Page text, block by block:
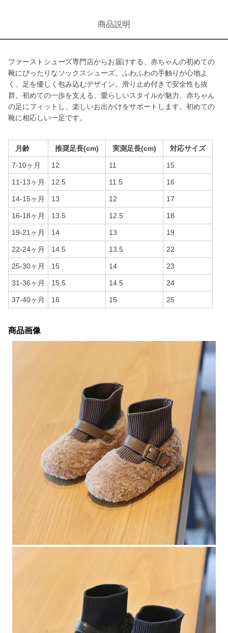
商品説明
ファーストシューズ専門店からお届けする、赤ちゃんの初めての
靴にぴったりなソックスシューズ。ふわふわの手触りが心地よ
く、足を優しく包み込むデザイン。滑り止め付きで安全性も抜
群。初めての一歩を支える、愛らしいスタイルが魅力。赤ちゃん
の足にフィットし、楽しいお出かけをサポートします。初めての
靴に相応しい一足です。
月齢 推奨足長(cm) 実測足長(cm) 対応サイズ
7-10ヶ月 12 11 15
11-13ヶ月 12.5 11.5 16
14-15ヶ月 13 12 17
16-18ヶ月 13.5 12.5 18
19-21ヶ月 14 13 19
22-24ヶ月 14.5 13.5 22
25-30ヶ月 15 14 23
31-36ヶ月 15.5 14.5 24
37-40ヶ月 16 15 25
商品画像